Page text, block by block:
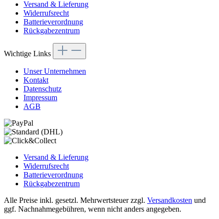
Versand & Lieferung
Widerrufsrecht
Batterieverordnung
Rückgabezentrum
Wichtige Links
Unser Unternehmen
Kontakt
Datenschutz
Impressum
AGB
Versand & Lieferung
Widerrufsrecht
Batterieverordnung
Rückgabezentrum
Alle Preise inkl. gesetzl. Mehrwertsteuer zzgl. Versandkosten und
ggf. Nachnahmegebühren, wenn nicht anders angegeben.